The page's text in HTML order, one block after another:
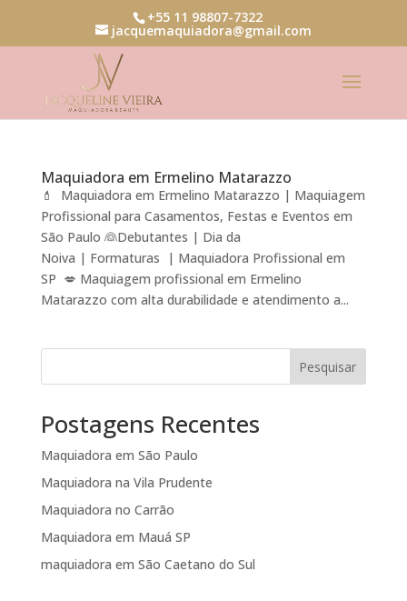
+55 11 98807-7322
jacquemaquiadora@gmail.com
Maquiadora em Ermelino Matarazzo
💄 Maquiadora em Ermelino Matarazzo | Maquiagem
Profissional para Casamentos, Festas e Eventos em
São Paulo 👰Debutantes | Dia da
Noiva | Formaturas | Maquiadora Profissional em
SP 💋 Maquiagem profissional em Ermelino
Matarazzo com alta durabilidade e atendimento a...
Pesquisar
Postagens Recentes
Maquiadora em São Paulo
Maquiadora na Vila Prudente
Maquiadora no Carrão
Maquiadora em Mauá SP
maquiadora em São Caetano do Sul